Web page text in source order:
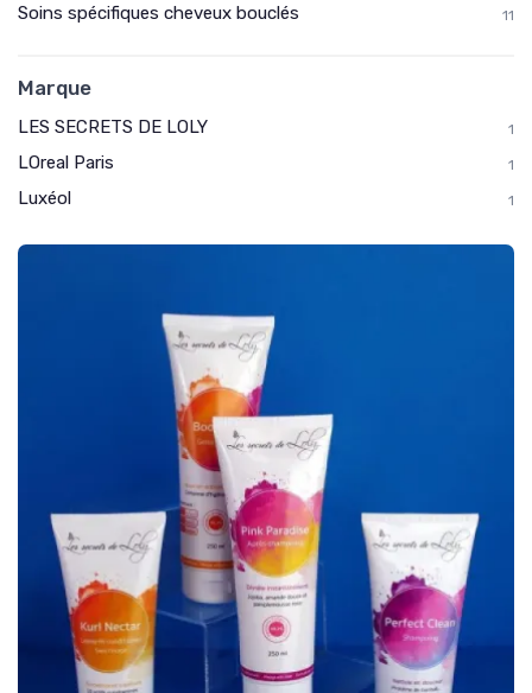
Soins spécifiques cheveux bouclés 11
Marque
LES SECRETS DE LOLY 1
LOreal Paris 1
Luxéol 1